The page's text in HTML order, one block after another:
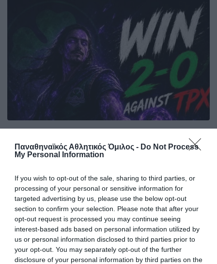
Παναθηναϊκός Αθλητικός Όμιλος - Do Not Process
My Personal Information
If you wish to opt-out of the sale, sharing to third parties, or
processing of your personal or sensitive information for
targeted advertising by us, please use the below opt-out
section to confirm your selection. Please note that after your
opt-out request is processed you may continue seeing
interest-based ads based on personal information utilized by
us or personal information disclosed to third parties prior to
your opt-out. You may separately opt-out of the further
disclosure of your personal information by third parties on the
κανονική περίοδο τα esports
Άλλη μία νίκη κατέγραψε το τμήμα esports του
31.07.2026 E-SPORTS